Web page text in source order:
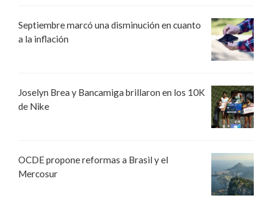
Septiembre marcó una disminución en cuanto
a la inflación
Joselyn Brea y Bancamiga brillaron en los 10K
de Nike
OCDE propone reformas a Brasil y el
Mercosur